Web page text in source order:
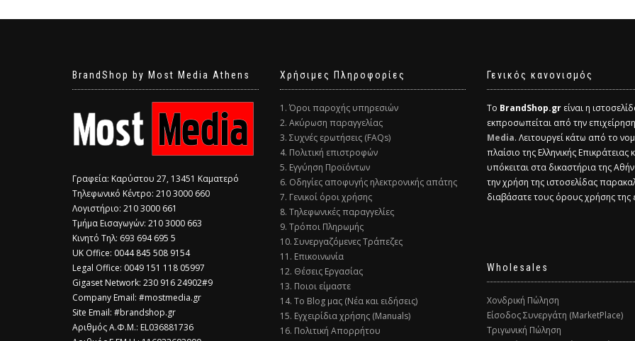
BrandShop by Most Media Athens
Γραφεία: Καρύστου 27, 13451 Καματερό
Τηλεφωνικό Κέντρο: 210 3000 660
Λογιστήριο: 210 3000 661
Τμήμα Εισαγωγών: 210 3000 663
Κινητό Τηλ: 693 694 695 5
​UK Office: 0044 845 508 9154
Legal Office: 0049 151 118 05997
Gigaset Network: 230 916 24902#9
Company Email: #mostmedia.gr
Site Email: #brandshop.gr
Αριθμός Α.Φ.Μ.: EL036881736
Χρήσιμες Πληροφορίες
1. Όροι παροχής υπηρεσιών
2. Ακύρωση παραγγελίας
3. Συχνές ερωτήσεις (FAQs)
4. Πολιτική επιστροφών
5. Εγγύηση Προϊόντων
6. Οδηγίες αποφυγής ηλεκτρονικής απάτης
7. Γενικοί όροι χρήσης
8. Τηλεφωνικές παραγγελίες
9. Τρόποι Πληρωμής
10. Συνεργαζόμενες Τράπεζες
11. Επικοινωνία
12. Θέσεις Εργασίας
13. Ποιοι είμαστε
14. Το Blog μας (Νέα και ειδήσεις)
15. Εγχειρίδια χρήσης (Manuals)
16. Πολιτική Απορρήτου
Γενικός κανονισμός
Το BrandShop.gr είναι η
εκπροσωπείται από την
Media. Λειτουργεί κάτω από το
πλαίσιο της Ελληνικής Επικράτειας
υπόκειται στα δικαστήρια της
την χρήση της ιστοσελίδας
διαβάσατε τους όρους χρήσης της
Wholesales
Χονδρική Πώληση
Είσοδος Συνεργάτη (MarketPlace)
Τριγωνική Πώληση